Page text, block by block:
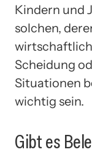
Kindern und
solchen,
Scheidung
Situationen
wichtig sein.
Gibt es